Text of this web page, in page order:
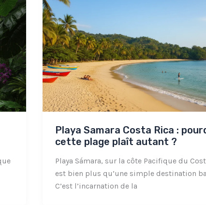
Playa Samara Costa Rica :
cette plage plaît autant ?
Playa Sámara, sur la côte Pacifique du
est bien plus qu’une simple destination
C’est l’incarnation de la